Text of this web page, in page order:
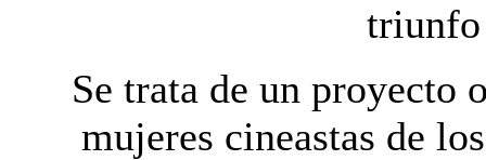
triunfo
Se trata de un proyecto
mujeres cineastas de